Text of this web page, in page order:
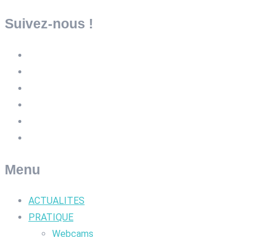
Suivez-nous !
Menu
ACTUALITES
PRATIQUE
Webcams